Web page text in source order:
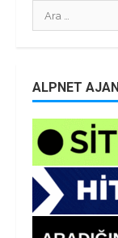
Arama:
ALPNET